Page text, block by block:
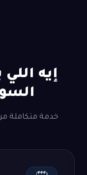
إيه
خدمة متكاملة من